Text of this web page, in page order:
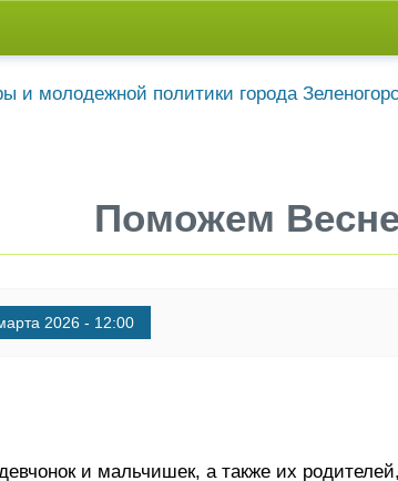
Поможем
2026 - 12:00
и мальчишек, а также их